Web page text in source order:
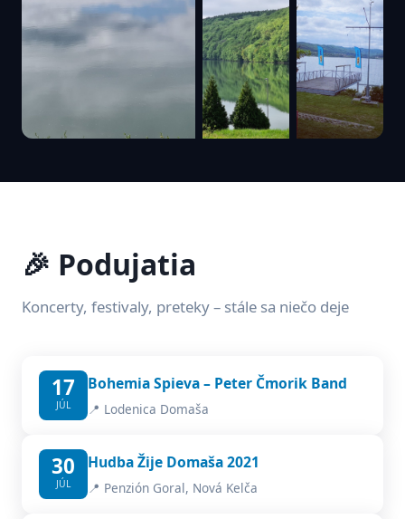
🎉 Podujatia
Koncerty, festivaly, preteky – stále sa niečo deje
17
JÚL
Bohemia Spieva – Peter Čmorik Band
📍 Lodenica Domaša
30
JÚL
Hudba Žije Domaša 2021
📍 Penzión Goral, Nová Kelča